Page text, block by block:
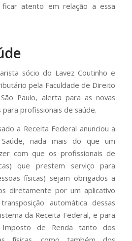
atento em relação a essa
sócio do Lavez Coutinho e
pela Faculdade de Direito
Paulo, alerta para as novas
profissionais de saúde.
a Receita Federal anunciou a
nada mais do que um
com que os profissionais de
que prestem serviço para
físicas) sejam obrigados a
diretamente por um aplicativo
automática dessas
da Receita Federal, e para
de Renda tanto dos